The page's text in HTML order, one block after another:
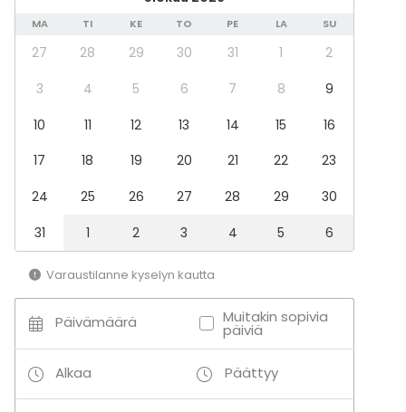
Company Party
Team building / Recreation
Biletila
Baari / Lounge
MA TI KE TO PE LA SU
27 28 29 30 31 1
2
3
4 5 6 7 8
9
10
11 12 13 14 15
16
17
18 19 20 21 22
23
24
25 26 27 28 29
30
31
1 2 3 4 5 6
Varaustilanne kyselyn kautta
Päivämäärä Muitakin sopivia
päiviä
Alkaa Päättyy